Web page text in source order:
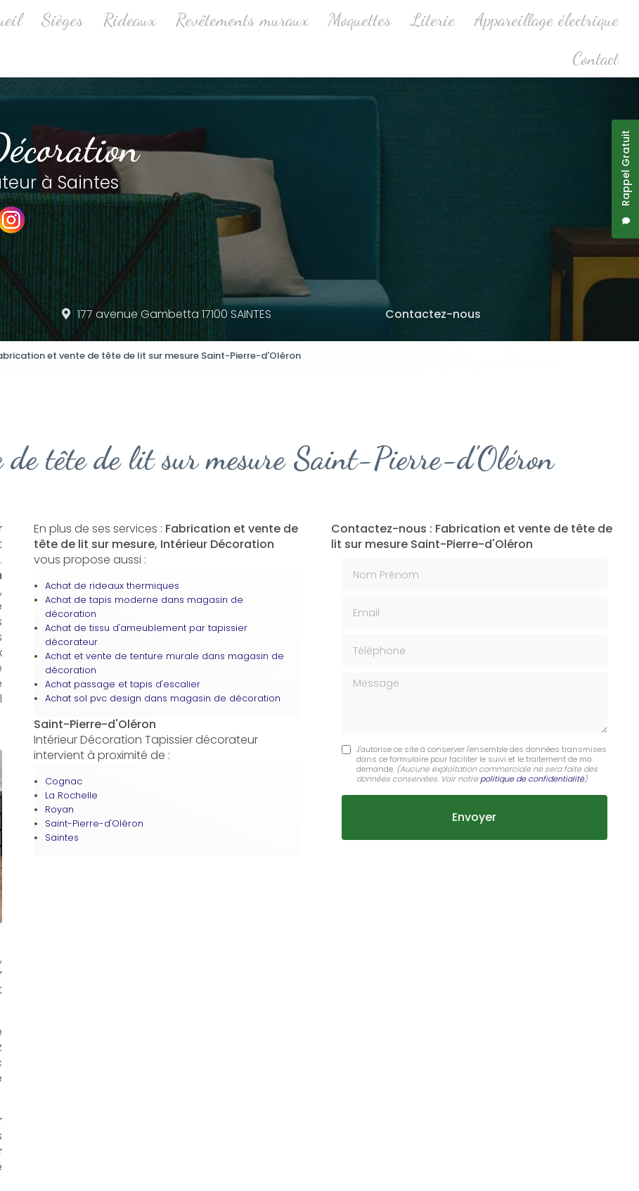
Rappel Gratuit
Sièges Rideaux Revêtements muraux Moquettes Literie
Appareillage électrique
Contact
à Saintes
177 avenue Gambetta 17100 SAINTES Contactez-nous
et vente de tête de lit sur mesure Saint-Pierre-d'Oléron
de tête de lit sur mesure Saint-Pierre-d'Oléron
En plus de ses services : Fabrication et vente de
tête de lit sur mesure, Intérieur Décoration
vous propose aussi :
Achat de rideaux thermiques
Achat de tapis moderne dans magasin de
décoration
Achat de tissu d'ameublement par tapissier
décorateur
Achat et vente de tenture murale dans magasin de
décoration
Achat passage et tapis d'escalier
Achat sol pvc design dans magasin de décoration
Saint-Pierre-d'Oléron
Intérieur Décoration Tapissier décorateur
intervient à proximité de :
Cognac
La Rochelle
Royan
Saint-Pierre-d'Oléron
Saintes
Contactez-nous : Fabrication et vente de tête de
lit sur mesure Saint-Pierre-d'Oléron
Message
J'autorise ce site à conserver l'ensemble des données transmises
dans ce formulaire pour faciliter le suivi et le traitement de ma
demande. (Aucune exploitation commerciale ne sera faite des
données conservées. Voir notrepolitique de confidentialité)